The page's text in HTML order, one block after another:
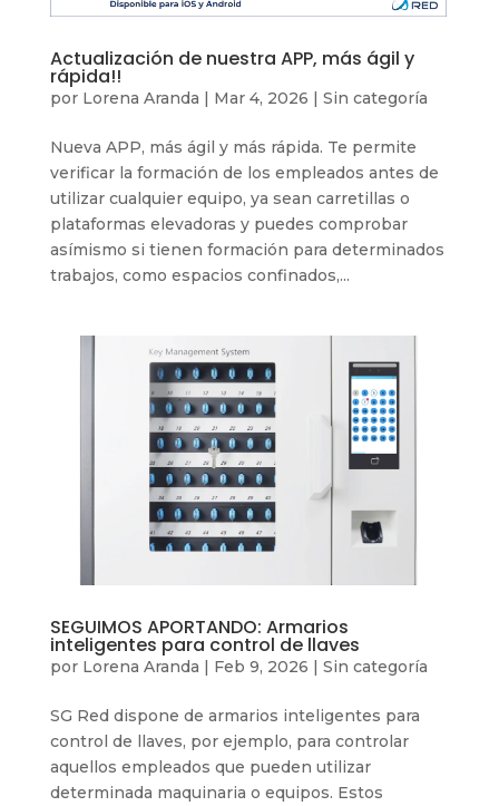
Actualización de nuestra APP, más ágil y
rápida!!
por Lorena Aranda | Mar 4, 2026 | Sin categoría
Nueva APP, más ágil y más rápida. Te permite
verificar la formación de los empleados antes de
utilizar cualquier equipo, ya sean carretillas o
plataformas elevadoras y puedes comprobar
asímismo si tienen formación para determinados
trabajos, como espacios confinados,...
SEGUIMOS APORTANDO: Armarios
inteligentes para control de llaves
por Lorena Aranda | Feb 9, 2026 | Sin categoría
SG Red dispone de armarios inteligentes para
control de llaves, por ejemplo, para controlar
aquellos empleados que pueden utilizar
determinada maquinaria o equipos. Estos